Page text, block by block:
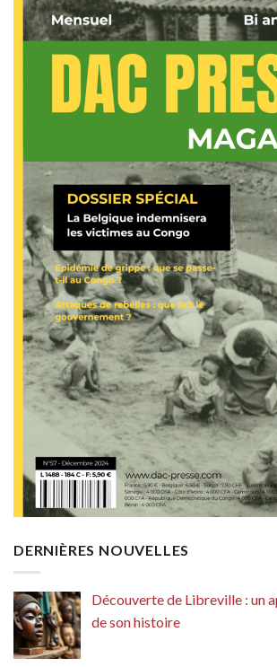
DERNIÈRES NOUVELLES
Découverte de Libreville : un
de son histoire